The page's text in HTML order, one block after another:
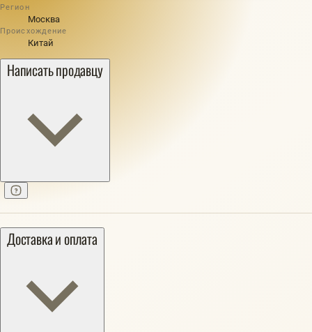
Регион
Москва
Происхождение
Китай
Написать продавцу
Доставка и оплата